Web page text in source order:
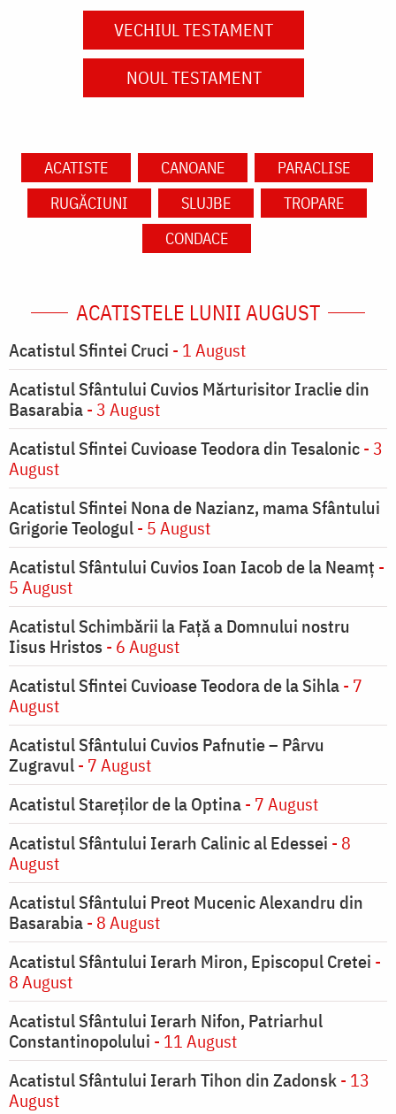
VECHIUL TESTAMENT
NOUL TESTAMENT
ACATISTE CANOANE
PARACLISE
RUGĂCIUNI
SLUJBE
TROPARE
CONDACE
ACATISTELE LUNII AUGUST
Acatistul Sfintei Cruci - 1 August
Acatistul Sfântului Cuvios Mărturisitor Iraclie din
Basarabia- 3 August
Acatistul Sfintei Cuvioase Teodora din Tesalonic- 3
August
Acatistul Sfintei Nona de Nazianz, mama Sfântului
Grigorie Teologul- 5 August
Acatistul Sfântului Cuvios Ioan Iacob de la Neamț -
5 August
Acatistul Schimbării la Faţă a Domnului nostru
Iisus Hristos - 6 August
Acatistul Sfintei Cuvioase Teodora de la Sihla- 7
August
Acatistul Sfântului Cuvios Pafnutie – Pârvu
Zugravul- 7 August
Acatistul Stareţilor de la Optina- 7 August
Acatistul Sfântului Ierarh Calinic al Edessei - 8
August
Acatistul Sfântului Preot Mucenic Alexandru din
Basarabia- 8 August
Acatistul Sfântului Ierarh Miron, Episcopul Cretei -
8 August
Acatistul Sfântului Ierarh Nifon, Patriarhul
Constantinopolului - 11 August
Acatistul Sfântului Ierarh Tihon din Zadonsk- 13
August